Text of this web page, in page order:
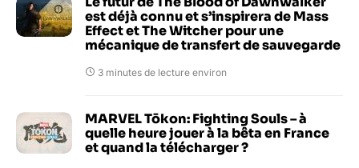
est déjà connu et s’inspirera de Mass
Effect et The Witcher pour une
mécanique de transfert de sauvegarde
3 minutes de lecture environ
MARVEL Tōkon: Fighting Souls – à
quelle heure jouer à la bêta en France
et quand la télécharger ?